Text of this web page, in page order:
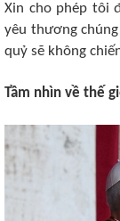
Xin cho phép tôi
yêu thương
quỷ sẽ không
Tầm nhìn về thế